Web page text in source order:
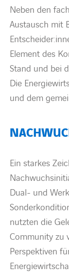
Neben den
Austausch mit
Element des
Stand und bei
Die
und dem
Ein starkes
Dual- und
nutzten die
Community zu
Perspektiven